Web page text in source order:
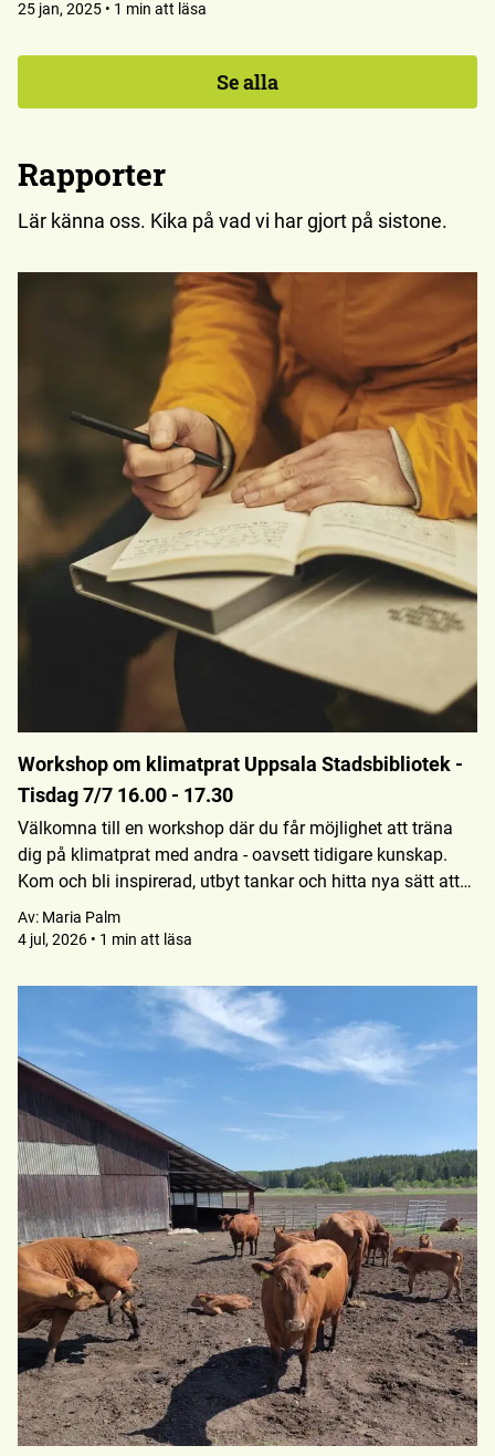
25 jan, 2025 • 1 min att läsa
Se alla
Rapporter
Lär känna oss. Kika på vad vi har gjort på sistone.
Workshop om klimatprat Uppsala Stadsbibliotek -
Tisdag 7/7 16.00 - 17.30
Välkomna till en workshop där du får möjlighet att träna
dig på klimatprat med andra - oavsett tidigare kunskap.
Kom och bli inspirerad, utbyt tankar och hitta nya sätt att
prata om klimatet i vardagen. Ingen föranmälan krävs. Det
bjuds givetvis på fika!
Av: Maria Palm
4 jul, 2026 • 1 min att läsa